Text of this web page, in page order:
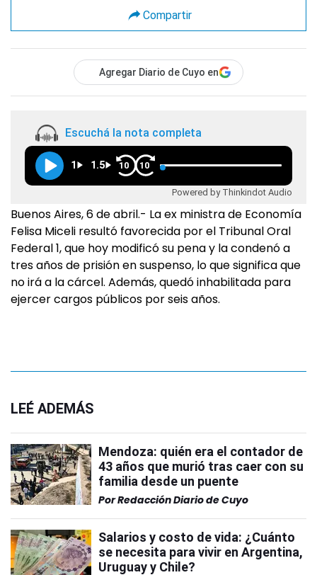
Compartir
Agregar Diario de Cuyo en
Escuchá la nota completa
1 1.5 10 10
Powered by Thinkindot Audio
Buenos Aires, 6 de abril.- La ex ministra de Economía
Felisa Miceli resultó favorecida por el Tribunal Oral
Federal 1, que hoy modificó su pena y la condenó a
tres años de prisión en suspenso, lo que significa que
no irá a la cárcel. Además, quedó inhabilitada para
ejercer cargos públicos por seis años.
LEÉ ADEMÁS
Mendoza: quién era el contador de
43 años que murió tras caer con su
familia desde un puente
PorRedacción Diario de Cuyo
Salarios y costo de vida: ¿Cuánto
se necesita para vivir en Argentina,
Uruguay y Chile?